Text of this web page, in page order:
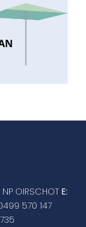
OIRSCHOTE:
570 147